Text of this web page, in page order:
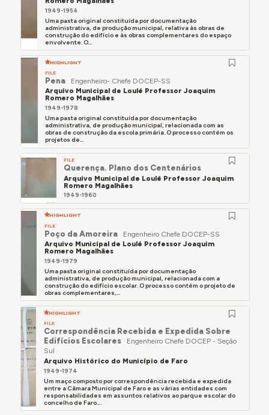
1949-1954
Uma pasta original constituída por documentação
administrativa, de produção municipal, relativa às obras de
construção do edifício e às obras complementares do espaço
envolvente. O...
HIGHLIGHT
FILE
Pena
Engenheiro- Chefe DOCEP-SS
Arquivo Municipal de Loulé Professor Joaquim
Romero Magalhães
1949-1978
Uma pasta original constituída por documentação
administrativa, de produção municipal, relacionada com as
obras de construção da escola primária. O processo contém os
projetos de...
FILE
Querença. Plano dos Centenários
Arquivo Municipal de Loulé Professor Joaquim
Romero Magalhães
1949-1960
HIGHLIGHT
FILE
Poço da Amoreira
Engenheiro Chefe DOCEP-SS
Arquivo Municipal de Loulé Professor Joaquim
Romero Magalhães
1949-1979
Uma pasta original constituída por documentação
administrativa, de produção municipal, relacionada com a
construção do edifício escolar. O processo contém o projeto de
obras complementares,...
HIGHLIGHT
FILE
Correspondência Recebida e Expedida Sobre
Edifícios Escolares
Engenheiro Chefe DOCEP - Seção
Sul
Arquivo Histórico do Município de Faro
1949-1974
Um maço composto por correspondência recebida e expedida
entre a Câmara Municipal de Faro e as várias entidades com
responsabilidades em assuntos relativos ao parque escolar do
concelho de Faro....